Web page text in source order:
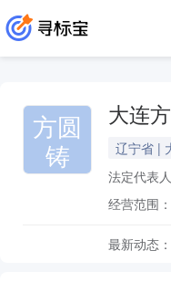
方圆
铸
大连
辽宁省 |
法定代表人
经营范围：
最新动态：